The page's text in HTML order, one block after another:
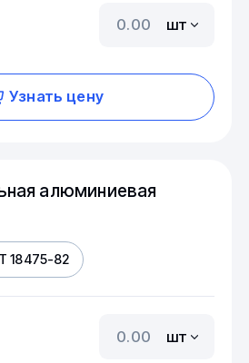
шт
Узнать цену
алюминиевая
18475-82
шт